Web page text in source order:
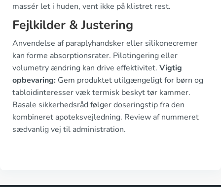
massér let i huden, vent ikke på klistret rest.
Fejlkilder & Justering
Anvendelse af paraplyhandsker eller silikonecremer
kan forme absorptionsrater. Pilotingering eller
volumetry ændring kan drive effektivitet. Vigtig
opbevaring: Gem produktet utilgængeligt for børn og
tabloidinteresser væk termisk beskyt tør kammer.
Basale sikkerhedsråd følger doseringstip fra den
kombineret apoteksvejledning. Review af nummeret
sædvanlig vej til administration.